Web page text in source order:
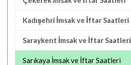
Kadışehri İmsak ve İftar Saatleri
Saraykent İmsak ve İftar Saatleri
Sarıkaya İmsak ve İftar Saatleri